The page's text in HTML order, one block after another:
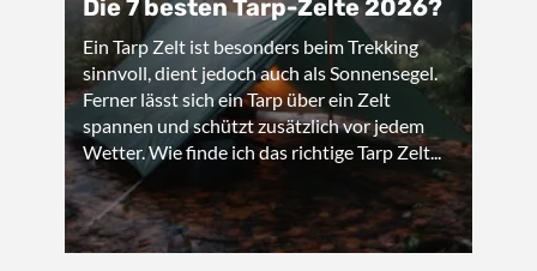
Die 7 besten Tarp-Zelte 2026?
Ein Tarp Zelt ist besonders beim Trekking
sinnvoll, dient jedoch auch als Sonnensegel.
Ferner lässt sich ein Tarp über ein Zelt
spannen und schützt zusätzlich vor jedem
Wetter. Wie finde ich das richtige Tarp Zelt...